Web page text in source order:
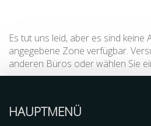
Es tut uns leid, aber es sind keine
angegebene Zone verfügbar.
anderen Büros oder wählen Sie
HAUPTMENÜ